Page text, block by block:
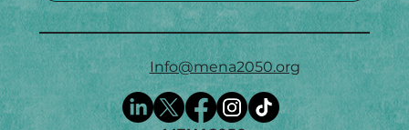
Info@mena2050.org